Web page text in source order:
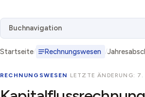
Buchnavigation
Startseite Rechnungswesen
RECHNUNGSWESEN · LETZTE ÄNDERUNG: